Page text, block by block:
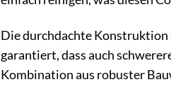
Die durchdachte Konstruktion
garantiert, dass auch
Kombination aus robuster